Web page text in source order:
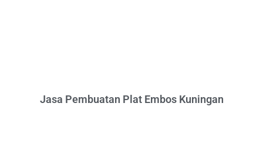
Jasa Pembuatan Plat Embos Kuningan